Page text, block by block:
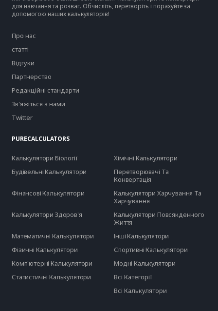
для навчання та розваг. Обчисліть, перетворіть і порахуйте за
допомогою наших калькуляторів!
Про нас
статті
Відгуки
Партнерство
Редакційні стандарти
Зв'яжіться з нами
Twitter
PURECALCULATORS
Калькулятори Біології
Хімічні Калькулятори
Будівельні Калькулятори
Перетворювачі Та
Конвертація
Фінансові Калькулятори
Калькулятори Харчування Та
Харчування
Калькулятори Здоров'я
Калькулятори Повсякденного
Життя
Математичні Калькулятори
Інші Калькулятори
Фізичні Калькулятори
Спортивні Калькулятори
Комп'ютерні Калькулятори
Модні Калькулятори
Статистичні Калькулятори
Всі Категорії
Всі Калькулятори